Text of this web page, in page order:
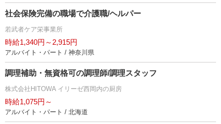
社会保険完備の職場で介護職/ヘルパー
若武者ケア栄事業所
時給1,340円～2,915円
アルバイト・パート / 神奈川県
調理補助・無資格可の調理師/調理スタッフ
株式会社HITOWA イリーゼ西岡内の厨房
時給1,075円～
アルバイト・パート / 北海道